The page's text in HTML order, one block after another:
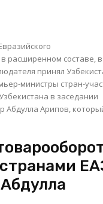
расширенном составе, в
принял
министры стран-
в заседании
Абдулла Арипов,